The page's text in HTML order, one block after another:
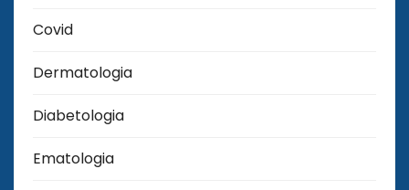
Covid
Dermatologia
Diabetologia
Ematologia